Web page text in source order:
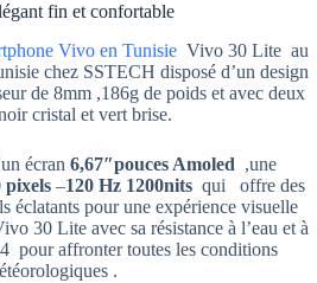
fin et confortable
Vivo en Tunisie Vivo 30 Lite au
chez SSTECH disposé d’un design
de 8mm ,186g de poids et avec deux
cristal et vert brise.
écran 6,67″pouces Amoled ,une
pixels –120 Hz 1200nits qui offre des
éclatants pour une expérience visuelle
30 Lite avec sa résistance à l’eau et à
pour affronter toutes les conditions
.